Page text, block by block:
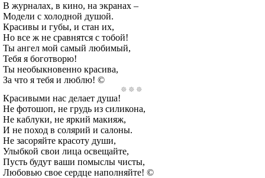
В журналах, в кино, на экранах –
Модели с холодной душой.
Красивы и губы, и стан их,
Но все ж не сравнятся с тобой!
Ты ангел мой самый любимый,
Тебя я боготворю!
Ты необыкновенно красива,
За что я тебя и люблю! ©
Красивыми нас делает душа!
Не фотошоп, не грудь из силикона,
Не каблуки, не яркий макияж,
И не поход в солярий и салоны.
Не засоряйте красоту души,
Улыбкой свои лица освещайте,
Пусть будут ваши помыслы чисты,
Любовью свое сердце наполняйте! ©